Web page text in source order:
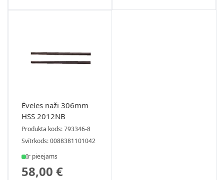
Ēveles naži 306mm
HSS 2012NB
Produkta kods: 793346-8
Svītrkods: 0088381101042
Ir pieejams
58,00 €